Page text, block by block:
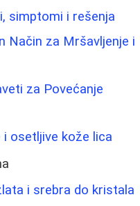
simptomi i rešenja
Način za Mršavljenje i
za Povećanje
i osetljive kože lica
i srebra do kristala